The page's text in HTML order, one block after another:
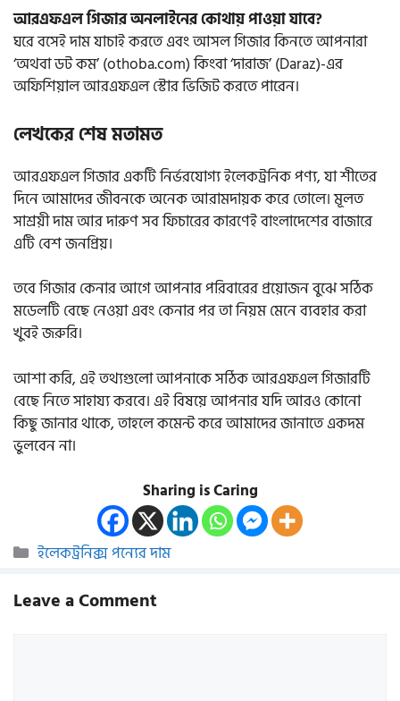
আরএফএল গিজার অনলাইনের কোথায় পাওয়া যাবে?
ঘরে বসেই দাম যাচাই করতে এবং আসল গিজার কিনতে আপনারা
‘অথবা ডট কম’ (othoba.com) কিংবা ‘দারাজ’ (Daraz)-এর
অফিশিয়াল আরএফএল স্টোর ভিজিট করতে পারেন।
লেখকের শেষ মতামত
আরএফএল গিজার একটি নির্ভরযোগ্য ইলেকট্রনিক পণ্য, যা শীতের
দিনে আমাদের জীবনকে অনেক আরামদায়ক করে তোলে। মূলত
সাশ্রয়ী দাম আর দারুণ সব ফিচারের কারণেই বাংলাদেশের বাজারে
এটি বেশ জনপ্রিয়।
তবে গিজার কেনার আগে আপনার পরিবারের প্রয়োজন বুঝে সঠিক
মডেলটি বেছে নেওয়া এবং কেনার পর তা নিয়ম মেনে ব্যবহার করা
খুবই জরুরি।
আশা করি, এই তথ্যগুলো আপনাকে সঠিক আরএফএল গিজারটি
বেছে নিতে সাহায্য করবে। এই বিষয়ে আপনার যদি আরও কোনো
কিছু জানার থাকে, তাহলে কমেন্ট করে আমাদের জানাতে একদম
ভুলবেন না।
Sharing is Caring
Categories
ইলেকট্রনিক্স পন্যের দাম
Leave a Comment